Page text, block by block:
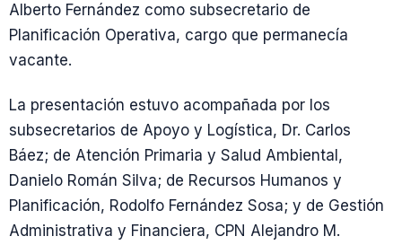
Alberto Fernández como subsecretario de
Planificación Operativa, cargo que permanecía
vacante.
La presentación estuvo acompañada por los
subsecretarios de Apoyo y Logística, Dr. Carlos
Báez; de Atención Primaria y Salud Ambiental,
Danielo Román Silva; de Recursos Humanos y
Planificación, Rodolfo Fernández Sosa; y de Gestión
Administrativa y Financiera, CPN Alejandro M.